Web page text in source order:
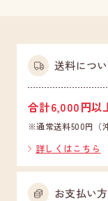
送料につ
合計6,000円以
※通常送料500円（
詳しくはこちら
お支払い